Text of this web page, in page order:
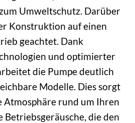
Umweltschutz. Darüber
Konstruktion auf einen
geachtet. Dank
und optimierter
die Pumpe deutlich
Modelle. Dies sorgt
Atmosphäre rund um Ihren
Betriebsgeräusche, die den